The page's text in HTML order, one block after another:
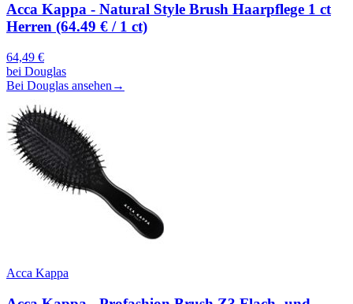
Acca Kappa - Natural Style Brush Haarpflege 1 ct
Herren (64.49 € / 1 ct)
64,49 €
bei Douglas
Bei Douglas ansehen →
Acca Kappa